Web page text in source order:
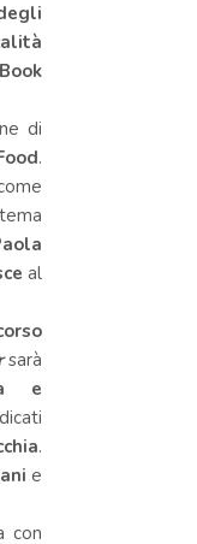
di
.
al
sarà
e
.
e
con